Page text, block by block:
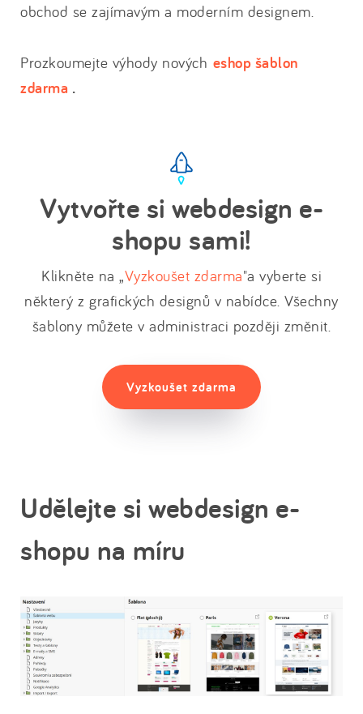
obchod se zajímavým a moderním designem.
Prozkoumejte výhody nových eshop šablon
zdarma .
Vytvořte si webdesign e-
shopu sami!
Klikněte na „Vyzkoušet zdarma"a vyberte si
některý z grafických designů v nabídce. Všechny
šablony můžete v administraci později změnit.
Vyzkoušet zdarma
Udělejte si webdesign e-
shopu na míru